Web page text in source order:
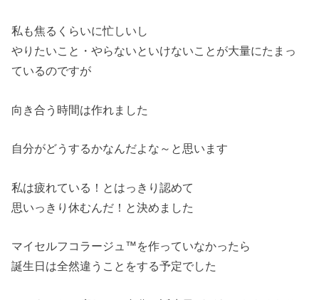
私も焦るくらいに忙しいし
やりたいこと・やらないといけないことが大量にたまっ
ているのですが
向き合う時間は作れました
自分がどうするかなんだよな～と思います
私は疲れている！とはっきり認めて
思いっきり休むんだ！と決めました
マイセルフコラージュ™を作っていなかったら
誕生日は全然違うことをする予定でした